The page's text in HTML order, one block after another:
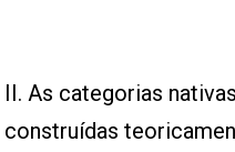
II. As categorias
construídas